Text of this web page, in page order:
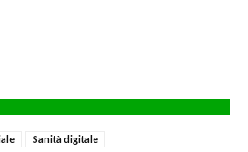
Sanità digitale